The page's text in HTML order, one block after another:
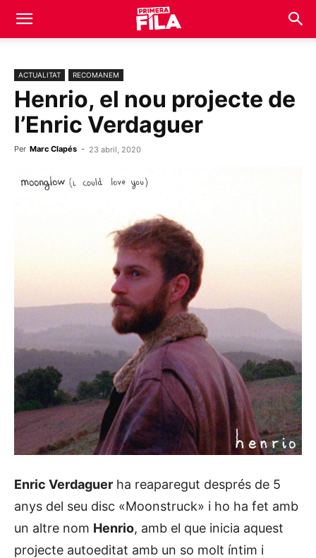
ACTUALITAT RECOMANEM
Henrio, el nou projecte de
l’Enric Verdaguer
Per Marc Clapés - 23 abril, 2020
Enric Verdaguer ha reaparegut després de 5
anys del seu disc «Moonstruck» i ho ha fet amb
un altre nom Henrio, amb el que inicia aquest
projecte autoeditat amb un so molt íntim i